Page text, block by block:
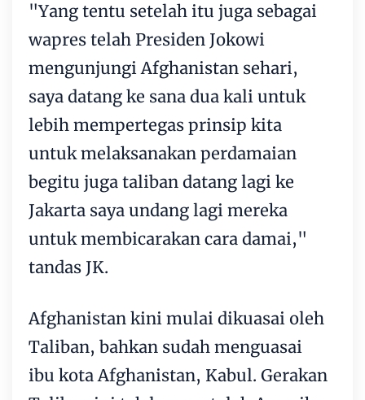
"Yang tentu setelah itu juga sebagai
wapres telah Presiden Jokowi
mengunjungi Afghanistan sehari,
saya datang ke sana dua kali untuk
lebih mempertegas prinsip kita
untuk melaksanakan perdamaian
begitu juga taliban datang lagi ke
Jakarta saya undang lagi mereka
untuk membicarakan cara damai,"
tandas JK.
Afghanistan kini mulai dikuasai oleh
Taliban, bahkan sudah menguasai
ibu kota Afghanistan, Kabul. Gerakan